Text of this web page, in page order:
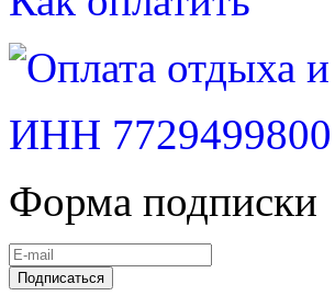
ИНН 7729499800
Форма подписки
Подписаться